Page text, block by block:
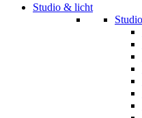
Studio & licht